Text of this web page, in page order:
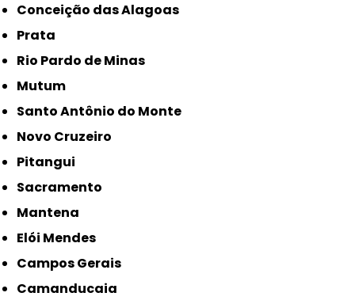
Conceição das Alagoas
Prata
Rio Pardo de Minas
Mutum
Santo Antônio do Monte
Novo Cruzeiro
Pitangui
Sacramento
Mantena
Elói Mendes
Campos Gerais
Camanducaia